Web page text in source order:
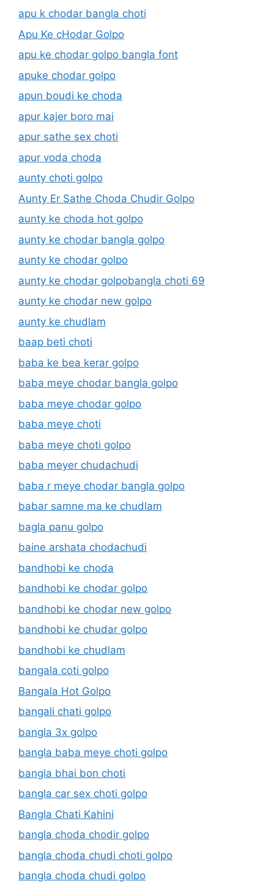
apu k chodar bangla choti
Apu Ke cHodar Golpo
apu ke chodar golpo bangla font
apuke chodar golpo
apun boudi ke choda
apur kajer boro mai
apur sathe sex choti
apur voda choda
aunty choti golpo
Aunty Er Sathe Choda Chudir Golpo
aunty ke choda hot golpo
aunty ke chodar bangla golpo
aunty ke chodar golpo
aunty ke chodar golpobangla choti 69
aunty ke chodar new golpo
aunty ke chudlam
baap beti choti
baba ke bea kerar golpo
baba meye chodar bangla golpo
baba meye chodar golpo
baba meye choti
baba meye choti golpo
baba meyer chudachudi
baba r meye chodar bangla golpo
babar samne ma ke chudlam
bagla panu golpo
baine arshata chodachudi
bandhobi ke choda
bandhobi ke chodar golpo
bandhobi ke chodar new golpo
bandhobi ke chudar golpo
bandhobi ke chudlam
bangala coti golpo
Bangala Hot Golpo
bangali chati golpo
bangla 3x golpo
bangla baba meye choti golpo
bangla bhai bon choti
bangla car sex choti golpo
Bangla Chati Kahini
bangla choda chodir golpo
bangla choda chudi choti golpo
bangla choda chudi golpo